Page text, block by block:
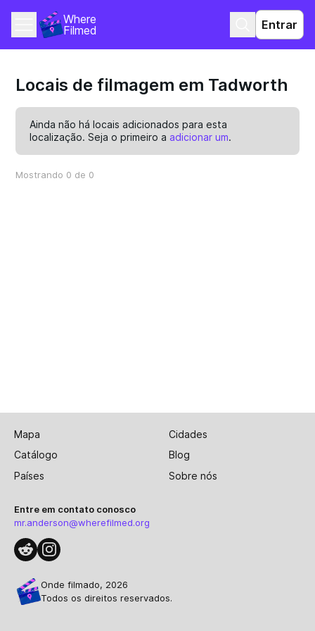
Where
Filmed
Entrar
Locais de filmagem em Tadworth
Ainda não há locais adicionados para esta
localização. Seja o primeiro aadicionar um.
Mostrando 0 de 0
Mapa
Cidades
Catálogo
Blog
Países
Sobre nós
Entre em contato conosco
mr.anderson@wherefilmed.org
Onde filmado, 2026
Todos os direitos reservados.